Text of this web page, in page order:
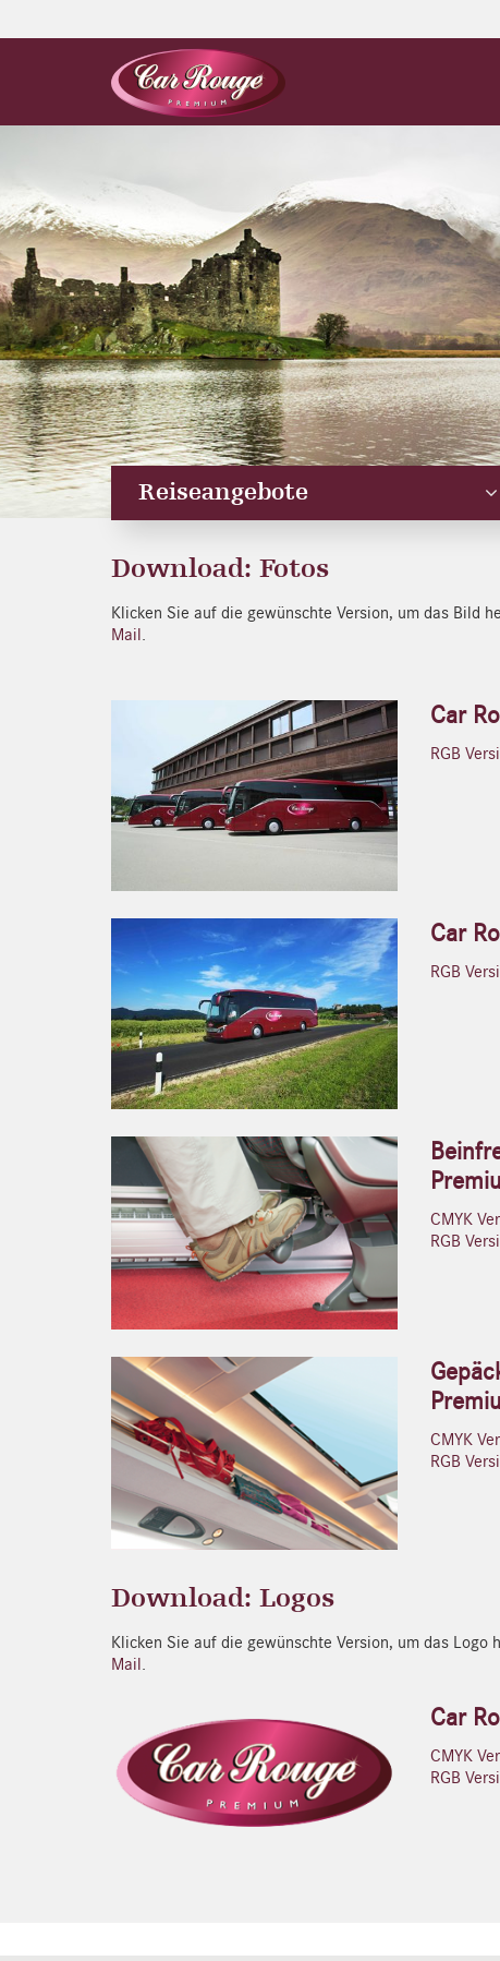
Reiseangebote
Download: Fotos
Klicken Sie auf die gewünschte Version, um das Bild
Mail.
Car
RGB
Car
RGB
CMYK
RGB
CMYK
RGB
Download: Logos
Klicken Sie auf die gewünschte Version, um das
Mail.
Car
CMYK
RGB